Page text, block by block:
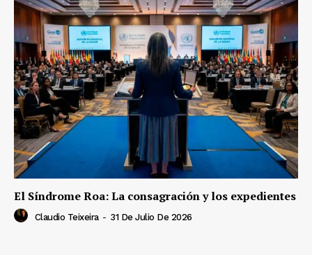
El Síndrome Roa: La consagración y los expedientes
Claudio Teixeira - 31 De Julio De 2026